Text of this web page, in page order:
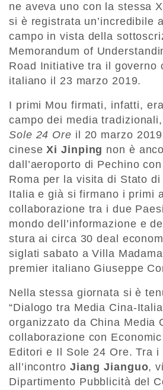
ne aveva uno con la stessa
si è registrata un’incredibile
campo in vista della
Memorandum of
Road Initiative tra il governo
italiano il 23 marzo 2019.
I primi Mou firmati, infatti,
campo dei media
Sole 24 Ore il 20 marzo
cineseXi Jinping non è
dall’aeroporto di Pechino
Roma per la visita di Stato
Italia e già si firmano i primi
collaborazione tra i due
mondo dell’informazione e
stura ai circa 30 deal
siglati sabato a Villa
premier italiano Giuseppe
Nella stessa giornata si è
“Dialogo tra Media Cina-
organizzato da China Media
collaborazione con
Editori e Il Sole 24 Ore. Tra i
all’incontro Jiang Jianguo,
Dipartimento Pubblicità del